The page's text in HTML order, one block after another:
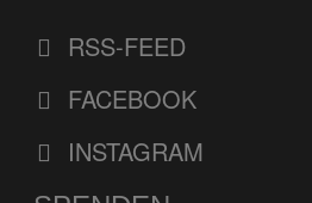
RSS-FEED
FACEBOOK
INSTAGRAM